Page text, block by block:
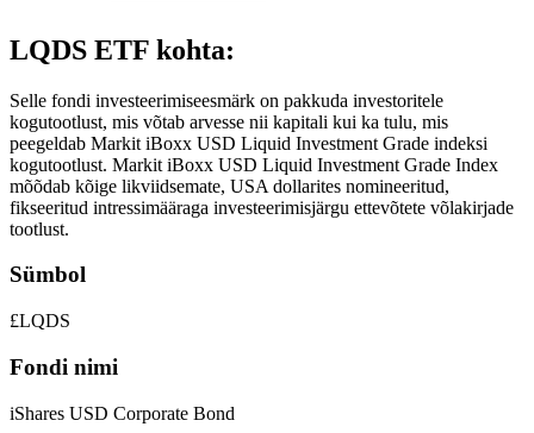
LQDS ETF kohta:
Selle fondi investeerimiseesmärk on pakkuda investoritele
kogutootlust, mis võtab arvesse nii kapitali kui ka tulu, mis
peegeldab Markit iBoxx USD Liquid Investment Grade indeksi
kogutootlust. Markit iBoxx USD Liquid Investment Grade Index
mõõdab kõige likviidsemate, USA dollarites nomineeritud,
fikseeritud intressimääraga investeerimisjärgu ettevõtete võlakirjade
tootlust.
Sümbol
£LQDS
Fondi nimi
iShares USD Corporate Bond